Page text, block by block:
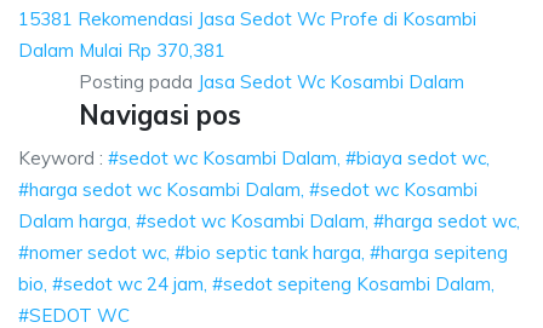
15381 Rekomendasi Jasa Sedot Wc Profe di Kosambi
Dalam Mulai Rp 370,381
Posting pada Jasa Sedot Wc Kosambi Dalam
Navigasi pos
Keyword : #sedot wc Kosambi Dalam, #biaya sedot wc,
#harga sedot wc Kosambi Dalam, #sedot wc Kosambi
Dalam harga, #sedot wc Kosambi Dalam, #harga sedot wc,
#nomer sedot wc, #bio septic tank harga, #harga sepiteng
bio, #sedot wc 24 jam, #sedot sepiteng Kosambi Dalam,
#SEDOT WC